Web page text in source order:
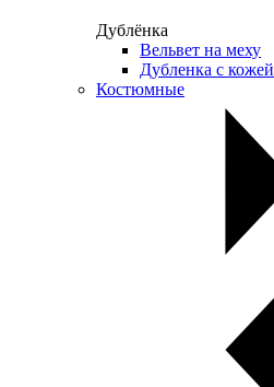
Дублёнка
Вельвет на меху
Дубленка с кожей
Костюмные